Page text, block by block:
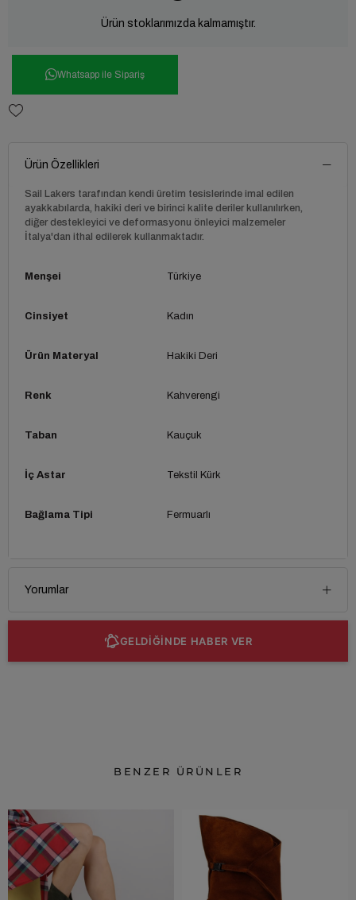
Ürün stoklarımızda kalmamıştır.
Whatsapp ile Sipariş
Ürün Özellikleri
Sail Lakers tarafından kendi üretim tesislerinde imal edilen
ayakkabılarda, hakiki deri ve birinci kalite deriler kullanılırken,
diğer destekleyici ve deformasyonu önleyici malzemeler
İtalya'dan ithal edilerek kullanmaktadır.
Menşei Türkiye
Cinsiyet Kadın
Ürün Materyal Hakiki Deri
Renk Kahverengi
Taban Kauçuk
İç Astar Tekstil Kürk
Bağlama Tipi Fermuarlı
Yorumlar
GELDİĞİNDE HABER VER
BENZER ÜRÜNLER